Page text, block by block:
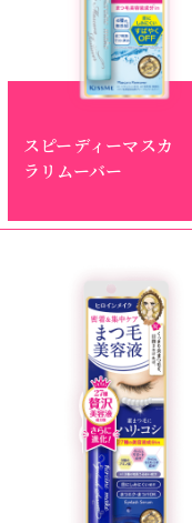
スピーディーマスカ
ラリムーバー